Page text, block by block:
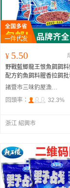
¥ 5.50
野戰藍鯽龍王恨魚餌餌
配方釣魚餌料腥香拉餌
諸暨市三味釣屋漁具商行
回頭率：
32.3%
浙江 紹興市